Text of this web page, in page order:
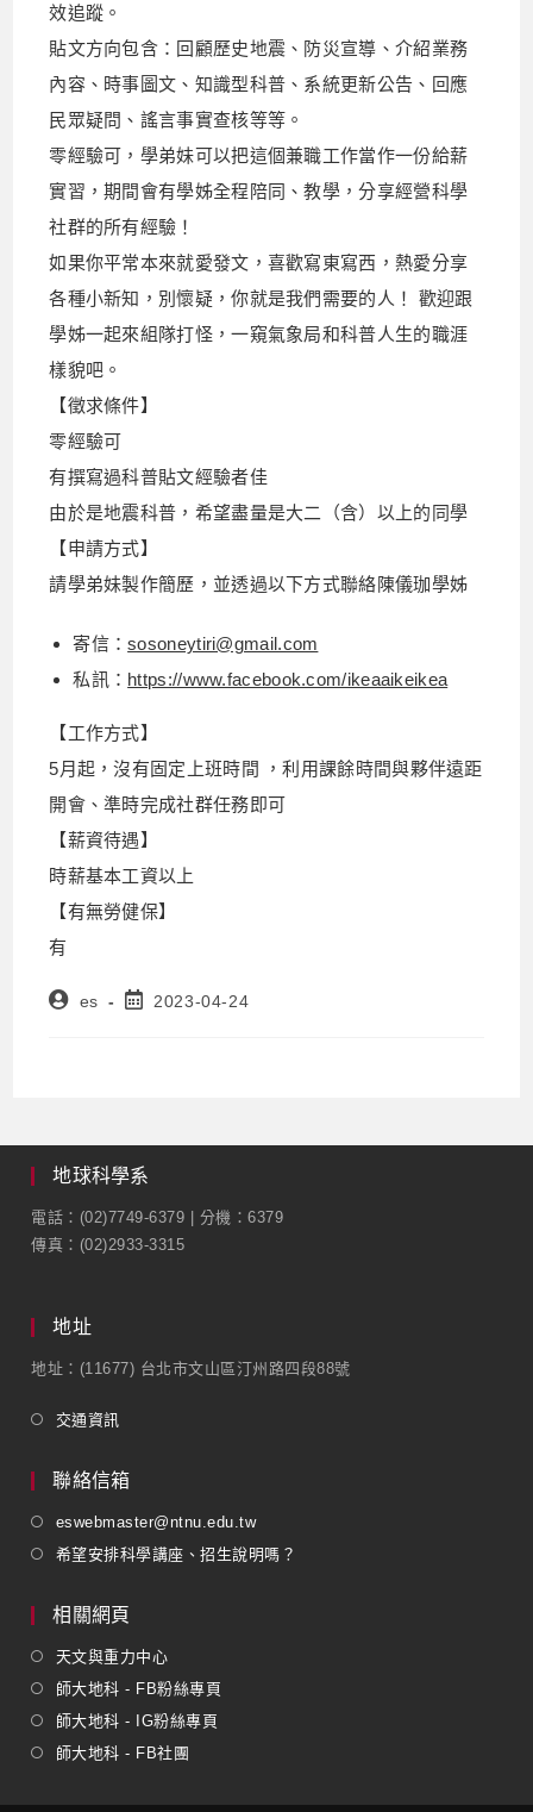
效追蹤。
貼文方向包含：回顧歷史地震、防災宣導、介紹業務
內容、時事圖文、知識型科普、系統更新公告、回應
民眾疑問、謠言事實查核等等。
零經驗可，學弟妹可以把這個兼職工作當作一份給薪
實習，期間會有學姊全程陪同、教學，分享經營科學
社群的所有經驗！
如果你平常本來就愛發文，喜歡寫東寫西，熱愛分享
各種小新知，別懷疑，你就是我們需要的人！ 歡迎跟
學姊一起來組隊打怪，一窺氣象局和科普人生的職涯
樣貌吧。
【徵求條件】
零經驗可
有撰寫過科普貼文經驗者佳
由於是地震科普，希望盡量是大二（含）以上的同學
【申請方式】
請學弟妹製作簡歷，並透過以下方式聯絡陳儀珈學姊
寄信：sosoneytiri@gmail.com
私訊： https://www.facebook.com/ikeaaikeikea
【工作方式】
5月起，沒有固定上班時間 ，利用課餘時間與夥伴遠距
開會、準時完成社群任務即可
【薪資待遇】
時薪基本工資以上
【有無勞健保】
有
es 2023-04-24
地球科學系
電話：(02)7749-6379 | 分機：6379
傳真：(02)2933-3315
地址
地址：(11677) 台北市文山區汀州路四段88號
交通資訊
聯絡信箱
eswebmaster@ntnu.edu.tw
希望安排科學講座、招生說明嗎？
相關網頁
天文與重力中心
師大地科 - FB粉絲專頁
師大地科 - IG粉絲專頁
師大地科 - FB社團